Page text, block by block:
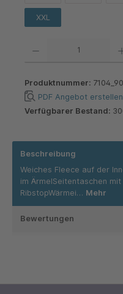
XXL
Produktnummer:
PDF Angebot erstellen
Verfügbarer Bestand:
Beschreibung
Weiches Fleece auf der
im ÄrmelSeitentaschen
RibstopWärmei… Mehr
Bewertungen